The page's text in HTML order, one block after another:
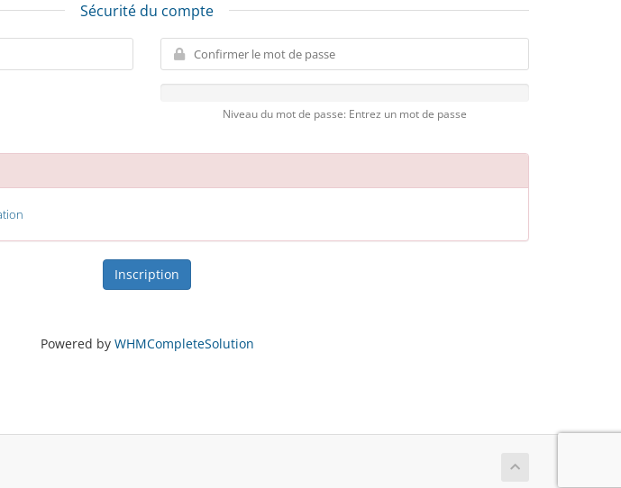
Sécurité du compte
Niveau du mot de passe: Entrez un mot de passe
Powered by WHMCompleteSolution